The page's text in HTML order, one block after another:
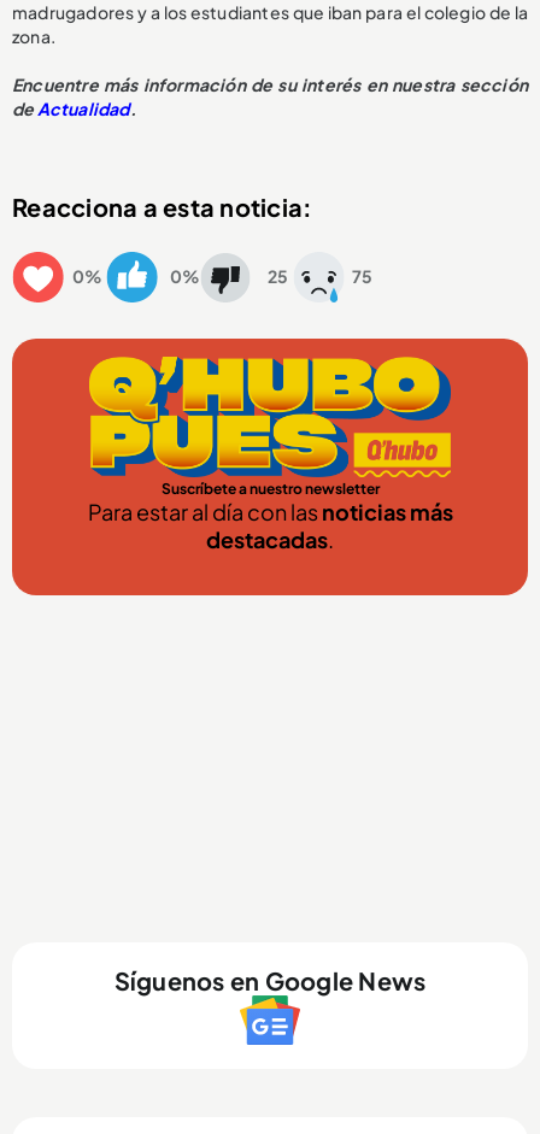
madrugadores y a los estudiantes que iban para el colegio de la
zona.
Encuentre más información de su interés en nuestra sección
deActualidad.
Reacciona a esta noticia:
0% 0% 25 75
Suscríbete a nuestro newsletter
Para estar al día con lasnoticias más
destacadas.
Síguenos en Google News